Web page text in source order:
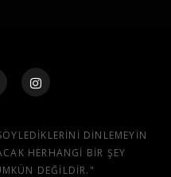
DINLEMEYIN
HERHANGI BIR ŞEY
DEĞILDIR."